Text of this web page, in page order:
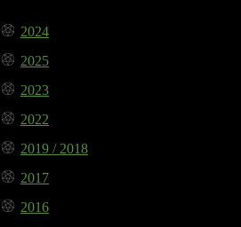
2024
2025
2023
2022
2019 / 2018
2017
2016